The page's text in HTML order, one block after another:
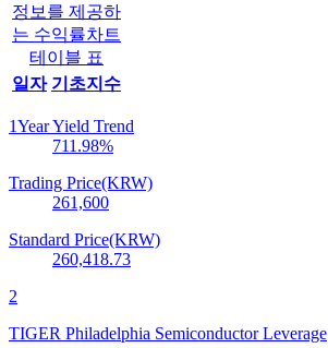
정보를 제공하
는 수익률차트
테이블 표
일자 기초지수
1Year Yield Trend
711.98%
Trading Price(KRW)
261,600
Standard Price(KRW)
260,418.73
2
TIGER Philadelphia Semiconductor Leverage